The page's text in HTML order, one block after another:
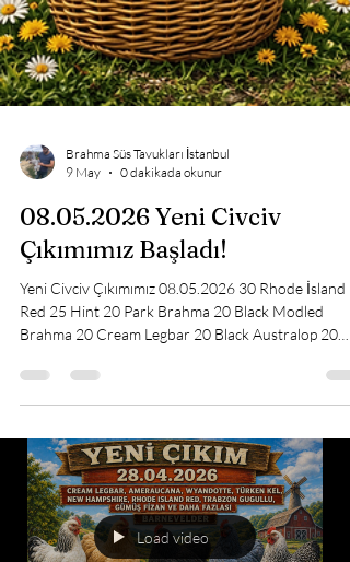
Brahma Süs Tavukları İstanbul
08.05.2026 Yeni Civciv
Çıkımımız Başladı!
Yeni Civciv Çıkımımız 08.05.2026 30 Rhode İsland
Red 25 Hint 20 Park Brahma 20 Black Modled
Brahma 20 Cream Legbar 20 Black Australop 20
Splash Australop 20 Black Modled Ligorin 20 Silver